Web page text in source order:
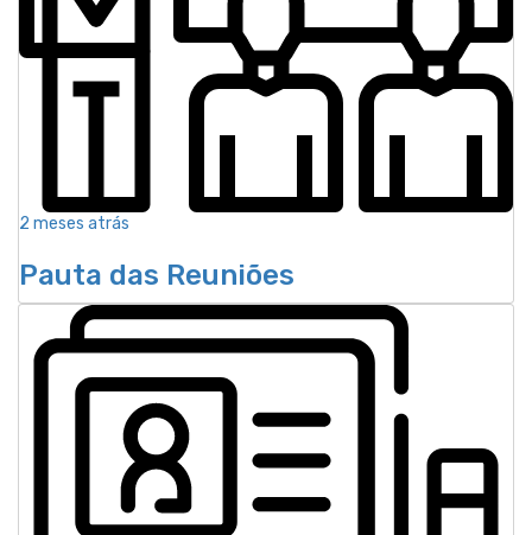
2 meses atrás
Pauta das Reuniões